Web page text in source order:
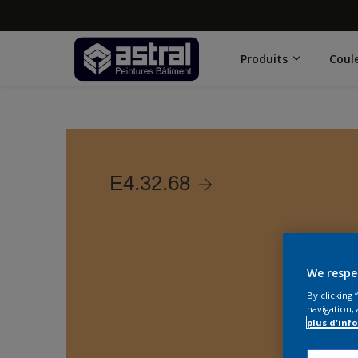
Produits
E4.32.68
We
By clicking
navigation,
plus